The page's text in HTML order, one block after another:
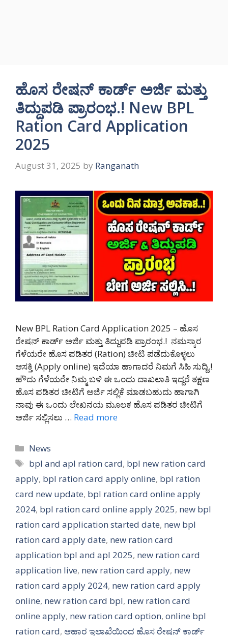
ಹೊಸ ರೇಷನ್ ಕಾರ್ಡ್ ಅರ್ಜಿ ಮತ್ತು
ತಿದ್ದುಪಡಿ ಪ್ರಾರಂಭ.! New BPL
Ration Card Application
2025
August 31, 2025 by Ranganath
New BPL Ration Card Application 2025 – ಹೊಸ
ರೇಷನ್ ಕಾರ್ಡ್ ಅರ್ಜಿ ಮತ್ತು ತಿದ್ದುಪಡಿ ಪ್ರಾರಂಭ.! ನಮಸ್ಕಾರ
ಗೆಳೆಯರೇ ಹೊಸ ಪಡಿತರ (Ration) ಚೀಟಿ ಪಡೆದುಕೊಳ್ಳಲು
ಆಸಕ್ತಿ (Apply online) ಇದೆಯಾ ಹಾಗಾದರೆ ನಿಮಗೆ ಸಿಹಿ ಸುದ್ದಿ.!
ಹೌದು ಗೆಳೆಯರೇ ನಿಮ್ಮ ಬಳಿ ಈ ಒಂದು ದಾಖಲಾತಿ ಇದ್ದರೆ ತಕ್ಷಣ
ಹೊಸ ಪಡಿತರ ಚೀಟಿಗೆ ಅರ್ಜಿ ಸಲ್ಲಿಕೆ ಮಾಡಬಹುದು ಹಾಗಾಗಿ
ನಾವು ಈ ಒಂದು ಲೇಖನಯ ಮೂಲಕ ಹೊಸ ಪಡಿತರ ಚೀಟಿಗೆ
ಅರ್ಜಿ ಸಲ್ಲಿಸಲು … Read more
Categories
News
Tags
bpl and apl ration card, bpl new ration card
apply, bpl ration card apply online, bpl ration
card new update, bpl ration card online apply
2024, bpl ration card online apply 2025, new bpl
ration card application started date, new bpl
ration card apply date, new ration card
application bpl and apl 2025, new ration card
application live, new ration card apply, new
ration card apply 2024, new ration card apply
online, new ration card bpl, new ration card
online apply, new ration card option, online bpl
ration card, ಆಹಾರ ಇಲಾಖೆಯಿಂದ ಹೊಸ ರೇಷನ್ ಕಾರ್ಡ್